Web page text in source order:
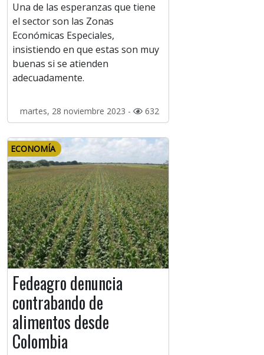
Una de las esperanzas que tiene
el sector son las Zonas
Económicas Especiales,
insistiendo en que estas son muy
buenas si se atienden
adecuadamente.
martes, 28 noviembre 2023 - 632
ECONOMÍA
Fedeagro denuncia
contrabando de
alimentos desde
Colombia